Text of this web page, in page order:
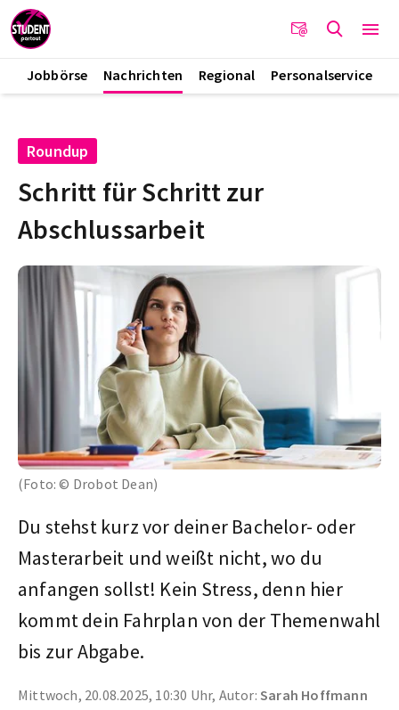
Jobbörse Nachrichten Regional Personalservice
Roundup
Schritt für Schritt zur
Abschlussarbeit
(Foto: © Drobot Dean)
Du stehst kurz vor deiner Bachelor- oder
Masterarbeit und weißt nicht, wo du
anfangen sollst! Kein Stress, denn hier
kommt dein Fahrplan von der Themenwahl
bis zur Abgabe.
Mittwoch, 20.08.2025, 10:30 Uhr, Autor: Sarah Hoffmann